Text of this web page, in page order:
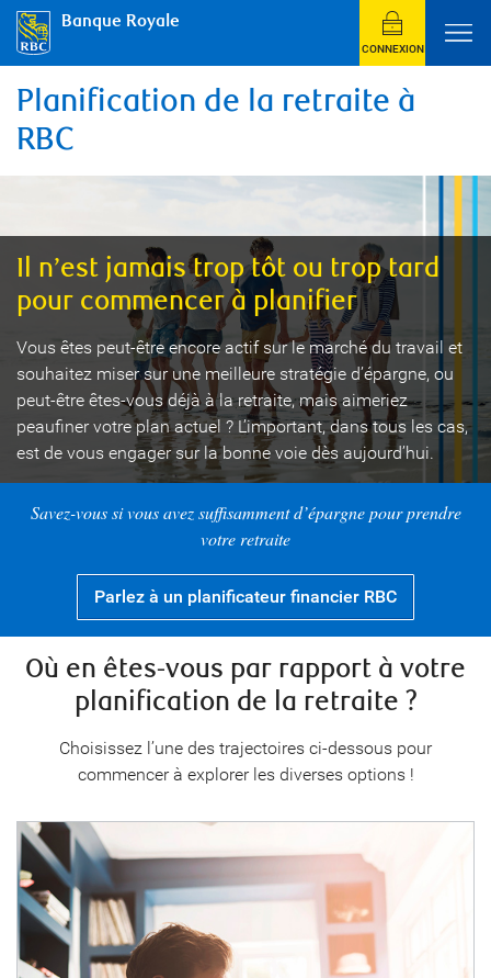
Banque Royale
CONNEXION
Planification de la retraite à
RBC
Il n’est jamais trop tôt ou trop tard
pour commencer à planifier
Vous êtes peut-être encore actif sur le marché du travail et
souhaitez miser sur une meilleure stratégie d’épargne, ou
peut-être êtes-vous déjà à la retraite, mais aimeriez
peaufiner votre plan actuel ? L’important, dans tous les cas,
est de vous engager sur la bonne voie dès aujourd’hui.
Savez-vous si vous avez suffisamment d’épargne pour prendre
votre retraite
Parlez à un planificateur financier RBC
Où en êtes-vous par rapport à votre
planification de la retraite ?
Choisissez l’une des trajectoires ci-dessous pour
commencer à explorer les diverses options !